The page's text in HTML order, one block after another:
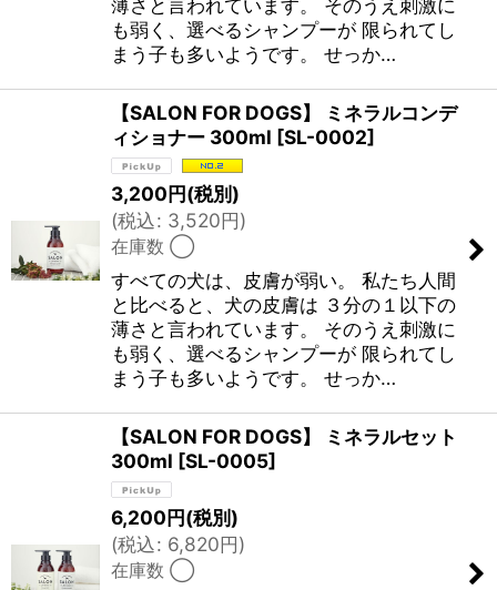
も弱く、選べるシャンプーが 限られてし
まう子も多いようです。 せっか…
【SALON FOR DOGS】 ミネラルコンデ
ィショナー 300ml [SL-0002]
3,200円(税別)
(税込: 3,520円)
在庫数 ◯
すべての犬は、皮膚が弱い。 私たち人間
と比べると、犬の皮膚は ３分の１以下の
薄さと言われています。 そのうえ刺激に
も弱く、選べるシャンプーが 限られてし
まう子も多いようです。 せっか…
【SALON FOR DOGS】 ミネラルセット
300ml [SL-0005]
6,200円(税別)
(税込: 6,820円)
在庫数 ◯